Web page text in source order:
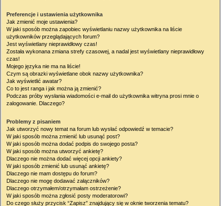
Preferencje i ustawienia użytkownika
Jak zmienić moje ustawienia?
W jaki sposób można zapobiec wyświetlaniu nazwy użytkownika na liście
użytkowników przeglądających forum?
Jest wyświetlany nieprawidłowy czas!
Została wykonana zmiana strefy czasowej, a nadal jest wyświetlany nieprawidłowy
czas!
Mojego języka nie ma na liście!
Czym są obrazki wyświetlane obok nazwy użytkownika?
Jak wyświetlić awatar?
Co to jest ranga i jak można ją zmienić?
Podczas próby wysłania wiadomości e-mail do użytkownika witryna prosi mnie o
zalogowanie. Dlaczego?
Problemy z pisaniem
Jak utworzyć nowy temat na forum lub wysłać odpowiedź w temacie?
W jaki sposób można zmienić lub usunąć post?
W jaki sposób można dodać podpis do swojego posta?
W jaki sposób można utworzyć ankietę?
Dlaczego nie można dodać więcej opcji ankiety?
W jaki sposób zmienić lub usunąć ankietę?
Dlaczego nie mam dostępu do forum?
Dlaczego nie mogę dodawać załączników?
Dlaczego otrzymałem/otrzymałam ostrzeżenie?
W jaki sposób można zgłosić posty moderatorowi?
Do czego służy przycisk “Zapisz” znajdujący się w oknie tworzenia tematu?